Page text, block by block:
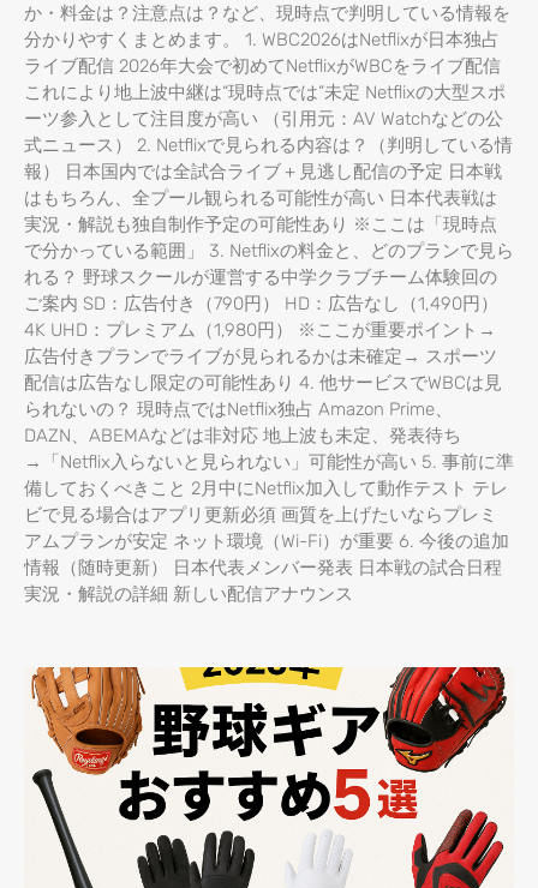
か・料金は？注意点は？など、現時点で判明している情報を
分かりやすくまとめます。 1. WBC2026はNetflixが日本独占
ライブ配信 2026年大会で初めてNetflixがWBCをライブ配信
これにより地上波中継は“現時点では”未定 Netflixの大型スポ
ーツ参入として注目度が高い （引用元：AV Watchなどの公
式ニュース） 2. Netflixで見られる内容は？（判明している情
報） 日本国内では全試合ライブ＋見逃し配信の予定 日本戦
はもちろん、全プール観られる可能性が高い 日本代表戦は
実況・解説も独自制作予定の可能性あり ※ここは「現時点
で分かっている範囲」 3. Netflixの料金と、どのプランで見ら
れる？ 野球スクールが運営する中学クラブチーム体験回の
ご案内 SD：広告付き（790円） HD：広告なし（1,490円）
4K UHD：プレミアム（1,980円） ※ここが重要ポイント→
広告付きプランでライブが見られるかは未確定→ スポーツ
配信は広告なし限定の可能性あり 4. 他サービスでWBCは見
られないの？ 現時点ではNetflix独占 Amazon Prime、
DAZN、ABEMAなどは非対応 地上波も未定、発表待ち
→「Netflix入らないと見られない」可能性が高い 5. 事前に準
備しておくべきこと 2月中にNetflix加入して動作テスト テレ
ビで見る場合はアプリ更新必須 画質を上げたいならプレミ
アムプランが安定 ネット環境（Wi-Fi）が重要 6. 今後の追加
情報（随時更新） 日本代表メンバー発表 日本戦の試合日程
実況・解説の詳細 新しい配信アナウンス